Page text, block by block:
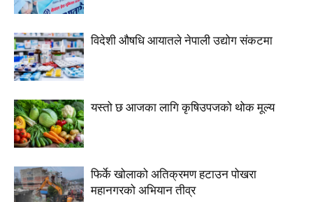
विदेशी औषधि आयातले नेपाली उद्योग संकटमा
यस्तो छ आजका लागि कृषिउपजको थोक मूल्य
फिर्के खोलाको अतिक्रमण हटाउन पोखरा
महानगरको अभियान तीव्र